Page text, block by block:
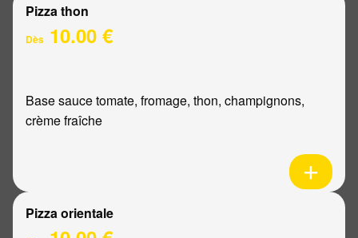
Pizza thon
Dès 10.00 €
Base sauce tomate, fromage, thon, champignons,
crème fraîche
Pizza orientale